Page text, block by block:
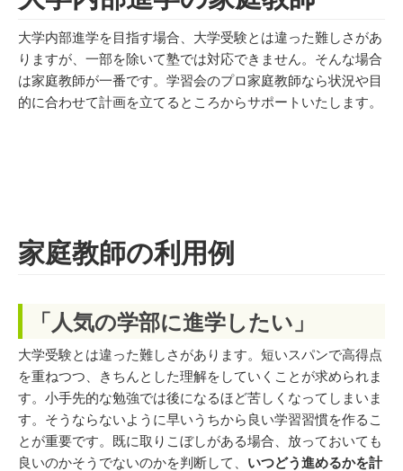
大学内部進学を目指す場合、大学受験とは違った難しさがあ
りますが、一部を除いて塾では対応できません。そんな場合
は家庭教師が一番です。学習会のプロ家庭教師なら状況や目
的に合わせて計画を立てるところからサポートいたします。
家庭教師の利用例
「人気の学部に進学したい」
大学受験とは違った難しさがあります。短いスパンで高得点
を重ねつつ、きちんとした理解をしていくことが求められま
す。小手先的な勉強では後になるほど苦しくなってしまいま
す。そうならないように早いうちから良い学習習慣を作るこ
とが重要です。既に取りこぼしがある場合、放っておいても
良いのかそうでないのかを判断して、 いつどう進めるかを計